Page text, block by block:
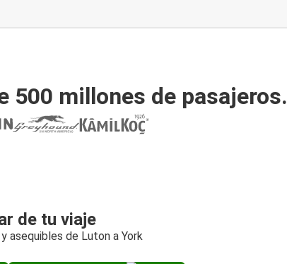
500 millones de pasajeros.
de tu viaje
asequibles de Luton a York